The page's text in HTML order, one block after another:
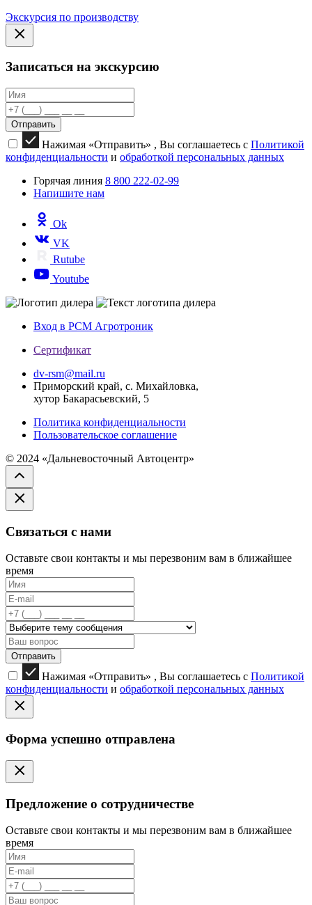
Экскурсия по производству
Записаться на экскурсию
Отправить
Нажимая «Отправить» , Вы соглашаетесь с Политикой
конфиденциальности и обработкой персональных данных
Горячая линия 8 800 222-02-99
Напишите нам
Ok
VK
Rutube
Youtube
Вход в РСМ Агротроник
Сертификат
dv-rsm@mail.ru
Приморский край, с. Михайловка,
хутор Бакарасьевский, 5
Политика конфиденциальности
Пользовательское соглашение
© 2024 «Дальневосточный Автоцентр»
Связаться с нами
Оставьте свои контакты и мы перезвоним вам в ближайшее
время
Отправить
Нажимая «Отправить» , Вы соглашаетесь с Политикой
конфиденциальности и обработкой персональных данных
Форма успешно отправлена
Предложение о сотрудничестве
Оставьте свои контакты и мы перезвоним вам в ближайшее
время